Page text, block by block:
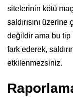
sitelerinin kötü
saldırısını
değildir ama bu tip
fark ederek,
etkilenmezsiniz.